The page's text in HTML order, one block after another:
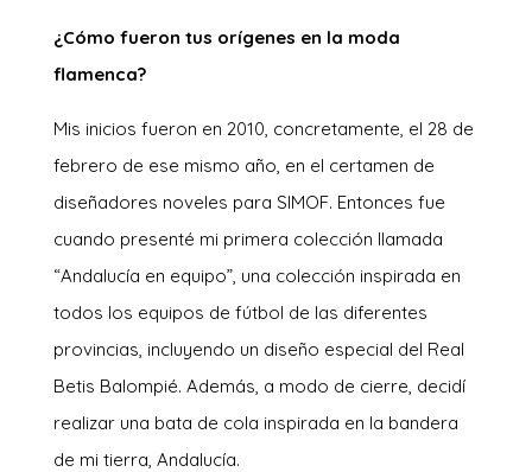
¿Cómo fueron tus orígenes en la moda
flamenca?
Mis inicios fueron en 2010, concretamente, el 28 de
febrero de ese mismo año, en el certamen de
diseñadores noveles para SIMOF. Entonces fue
cuando presenté mi primera colección llamada
“Andalucía en equipo”, una colección inspirada en
todos los equipos de fútbol de las diferentes
provincias, incluyendo un diseño especial del Real
Betis Balompié. Además, a modo de cierre, decidí
realizar una bata de cola inspirada en la bandera
de mi tierra, Andalucía.